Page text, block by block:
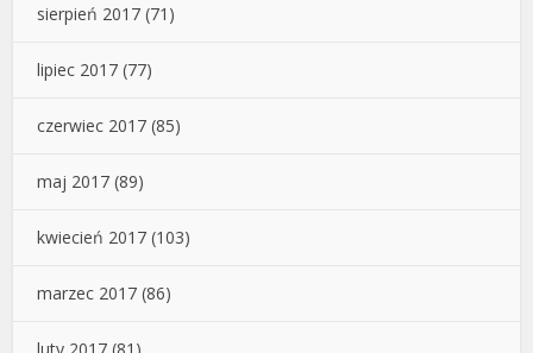
sierpień 2017 (71)
lipiec 2017 (77)
czerwiec 2017 (85)
maj 2017 (89)
kwiecień 2017 (103)
marzec 2017 (86)
luty 2017 (81)